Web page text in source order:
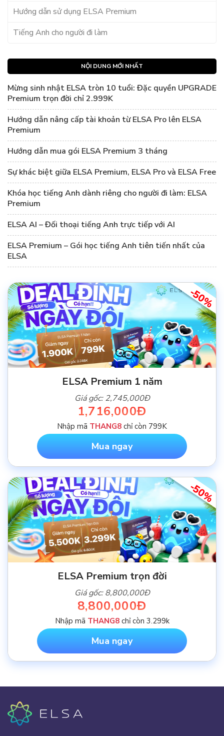
Hướng dẫn sử dụng ELSA Premium
Tiếng Anh cho người đi làm
NỘI DUNG MỚI NHẤT
Mừng sinh nhật ELSA tròn 10 tuổi: Đặc quyền UPGRADE
Premium trọn đời chỉ 2.999K
Hướng dẫn nâng cấp tài khoản từ ELSA Pro lên ELSA
Premium
Hướng dẫn mua gói ELSA Premium 3 tháng
Sự khác biệt giữa ELSA Premium, ELSA Pro và ELSA Free
Khóa học tiếng Anh dành riêng cho người đi làm: ELSA
Premium
ELSA AI – Đối thoại tiếng Anh trực tiếp với AI
ELSA Premium – Gói học tiếng Anh tiên tiến nhất của
ELSA
-50%
ELSA Premium 1 năm
Giá gốc: 2,745,000Đ
1,716,000Đ
Nhập mã THANG8 chỉ còn 799K
Mua ngay
-50%
ELSA Premium trọn đời
Giá gốc: 8,800,000Đ
8,800,000Đ
Nhập mã THANG8chỉ còn 3.299k
Mua ngay